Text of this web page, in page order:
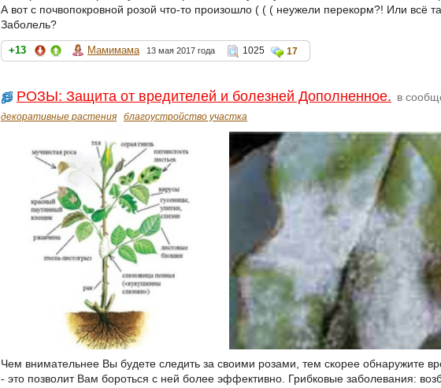
А вот с почвопокровной розой что-то произошло ( ( ( неужели перекорм?! Или всё
Заболель?
+13 Мамимама 13 мая 2017 года 1025 17
РОЗЫ: Защита от вредителей и болезней Дополненное. в
декоративные растения благоустройство участка
Чем внимательнее Вы будете следить за своими розами, тем скорее обнаружите
- это позволит Вам бороться с ней более эффективно. Грибковые заболевания: